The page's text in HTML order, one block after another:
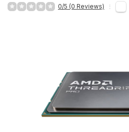
0/5 (0 Reviews)